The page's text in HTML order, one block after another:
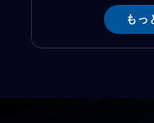
もっ